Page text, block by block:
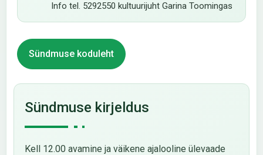
Info tel. 5292550 kultuurijuht Garina Toomingas
Sündmuse koduleht
Sündmuse kirjeldus
Kell 12.00 avamine ja väikene ajalooline ülevaade